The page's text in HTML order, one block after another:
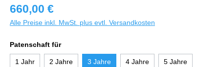
660,00 €
Alle Preise inkl. MwSt. plus evtl. Versandkosten
Patenschaft für
1 Jahr 2 Jahre 3 Jahre 4 Jahre 5 Jahre